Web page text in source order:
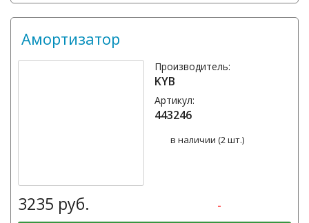
Амортизатор
Производитель:
KYB
Артикул:
443246
в наличии (2 шт.)
3235 руб. -